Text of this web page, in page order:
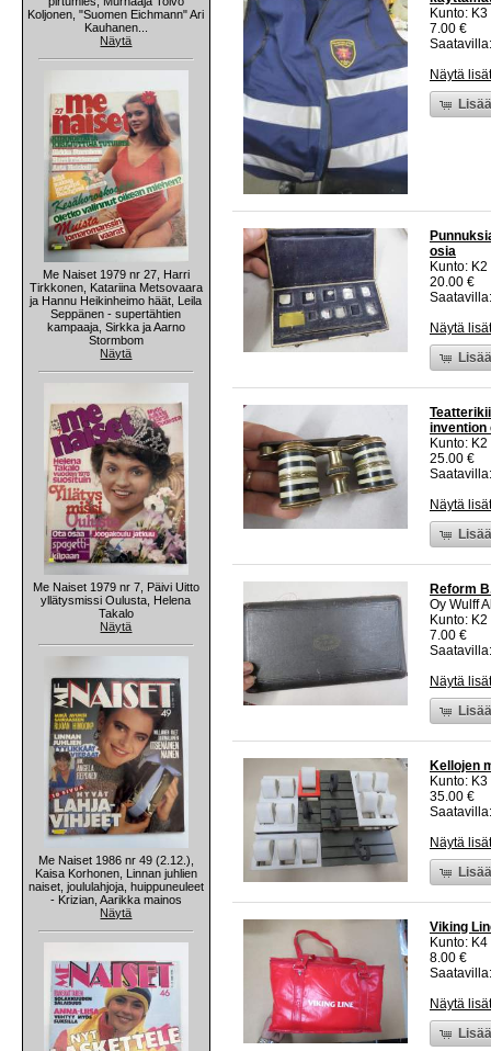
Koljonen, "Suomen Eichmann" Ari
Kauhanen...
Näytä
Me Naiset 1979 nr 27, Harri
Tirkkonen, Katariina Metsovaara
ja Hannu Heikinheimo häät, Leila
Seppänen - supertähtien
kampaaja, Sirkka ja Aarno
Stormbom
Näytä
Me Naiset 1979 nr 7, Päivi Uitto
yllätysmissi Oulusta, Helena
Takalo
Näytä
Me Naiset 1986 nr 49 (2.12.),
Kaisa Korhonen, Linnan juhlien
naiset, joululahjoja, huippuneuleet
- Krizian, Aarikka mainos
Näytä
Kunto:
7.00 €
Näytä
osia
Kunto:
20.00 €
Näytä
invention
Kunto:
25.00 €
Näytä
Reform
Oy Wulff
Kunto:
7.00 €
Näytä
Kellojen
Kunto:
35.00 €
Näytä
Viking
Kunto:
8.00 €
Näytä